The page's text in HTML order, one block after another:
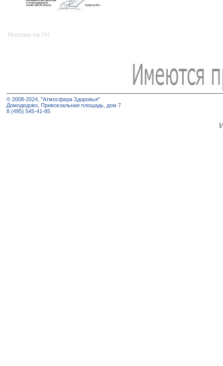
Реклама на FH:
© 2008-2024, "Атмосфера Здоровья"
Домодедово, Привокзальная площадь, дом 7
8 (495) 545-41-85